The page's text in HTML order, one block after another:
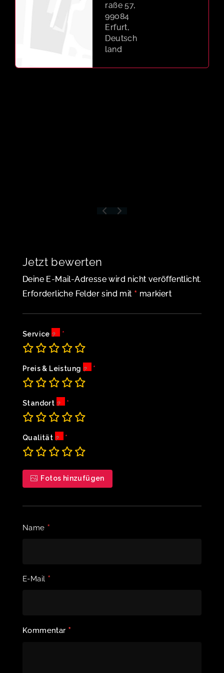
Erfurt,
Deutsch
land
Jetzt bewerten
Deine E-Mail-Adresse wird nicht veröffentlicht.
Erforderliche Felder sind mit * markiert
Service
Preis & Leistung
Standort
Qualität
Fotos hinzufügen
Name *
E-Mail *
Kommentar *